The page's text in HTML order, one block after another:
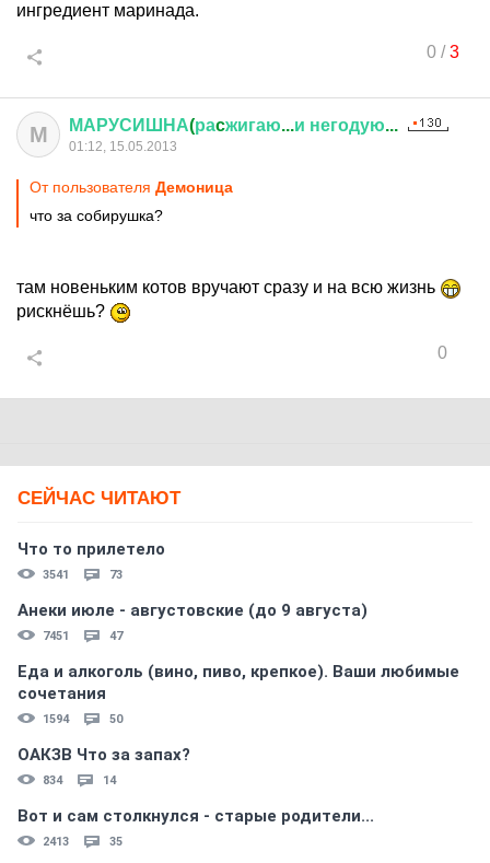
ингредиент маринада.
0/3
М МАРУСИШНА(раcжигаю...и негодую...
01:12, 15.05.2013
От пользователя Демоница
что за собирушка?
там новеньким котов вручают сразу и на всю жизнь
рискнёшь?
0
СЕЙЧАС ЧИТАЮТ
Что то прилетело
3541 73
Анеки июле - августовские (до 9 августа)
7451 47
Еда и алкоголь (вино, пиво, крепкое). Ваши любимые
сочетания
1594 50
ОАКЗВ Что за запах?
834 14
Вот и сам столкнулся - старые родители...
2413 35